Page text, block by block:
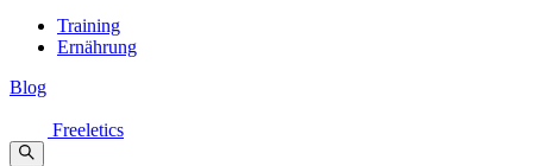
Training
Ernährung
Blog
Freeletics